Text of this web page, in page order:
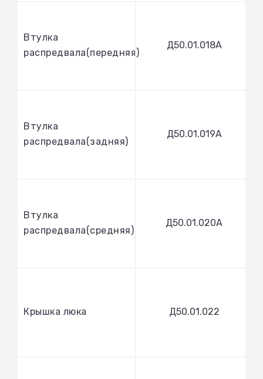
Втулка
распредвала(передняя)
Д50.01.018А
Втулка
распредвала(задняя)
Д50.01.019А
Втулка
распредвала(средняя)
Д50.01.020А
Крышка люка Д50.01.022